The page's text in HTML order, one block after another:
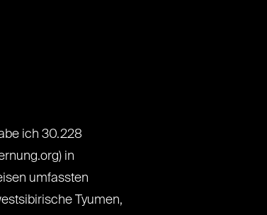
ich 30.228
in
umfassten
Tyumen,